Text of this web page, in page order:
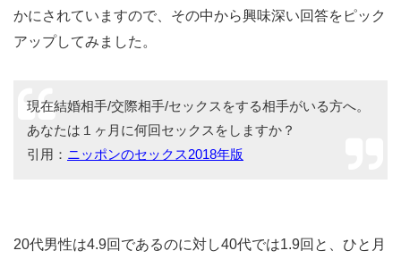
かにされていますので、その中から興味深い回答をピック
アップしてみました。
現在結婚相手/交際相手/セックスをする相手がいる方へ。
あなたは１ヶ月に何回セックスをしますか？
引用： ニッポンのセックス2018年版
20代男性は4.9回であるのに対し40代では1.9回と、ひと月